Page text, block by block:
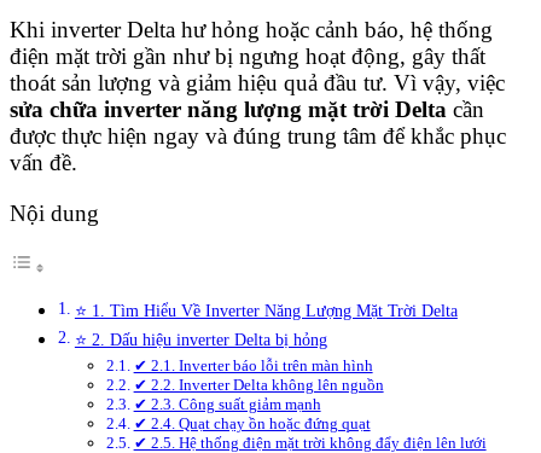
Khi inverter Delta hư hỏng hoặc cảnh báo, hệ thống
điện mặt trời gần như bị ngưng hoạt động, gây thất
thoát sản lượng và giảm hiệu quả đầu tư. Vì vậy, việc
sửa chữa inverter năng lượng mặt trời Delta cần
được thực hiện ngay và đúng trung tâm để khắc phục
vấn đề.
Nội dung
⭐ 1. Tìm Hiểu Về Inverter Năng Lượng Mặt Trời Delta
⭐ 2. Dấu hiệu inverter Delta bị hỏng
✔ 2.1. Inverter báo lỗi trên màn hình
✔ 2.2. Inverter Delta không lên nguồn
✔ 2.3. Công suất giảm mạnh
✔ 2.4. Quạt chạy ồn hoặc đứng quạt
✔ 2.5. Hệ thống điện mặt trời không đẩy điện lên lưới